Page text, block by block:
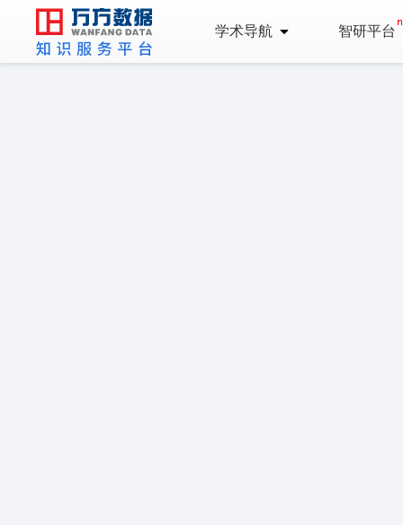
学术导航 智研平台